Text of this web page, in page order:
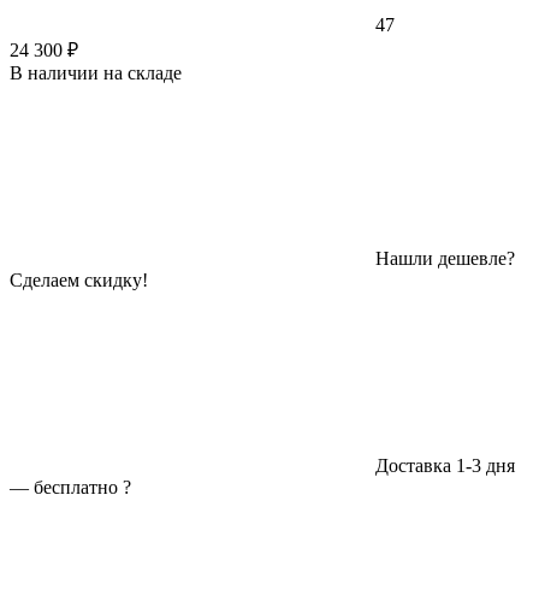
47
24 300 ₽
В наличии на складе
Нашли дешевле?
Сделаем скидку!
Доставка 1-3 дня
— бесплатно ?